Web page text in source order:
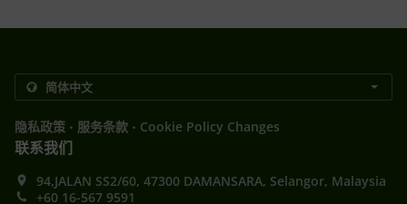
隐私政策 . 服务条款 . Cookie Policy Changes
联系我们
94,JALAN SS2/60, 47300 DAMANSARA, Selangor, Malaysia
+60 16-567 9591